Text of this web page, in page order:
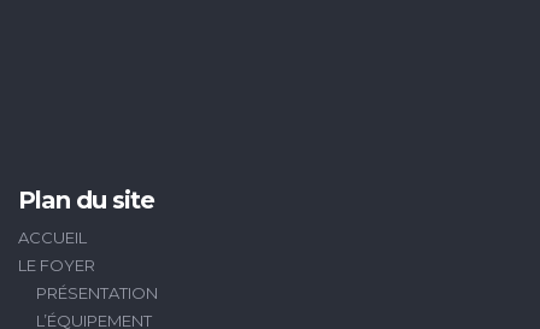
Plan du site
ACCUEIL
LE FOYER
PRÉSENTATION
L’ÉQUIPEMENT